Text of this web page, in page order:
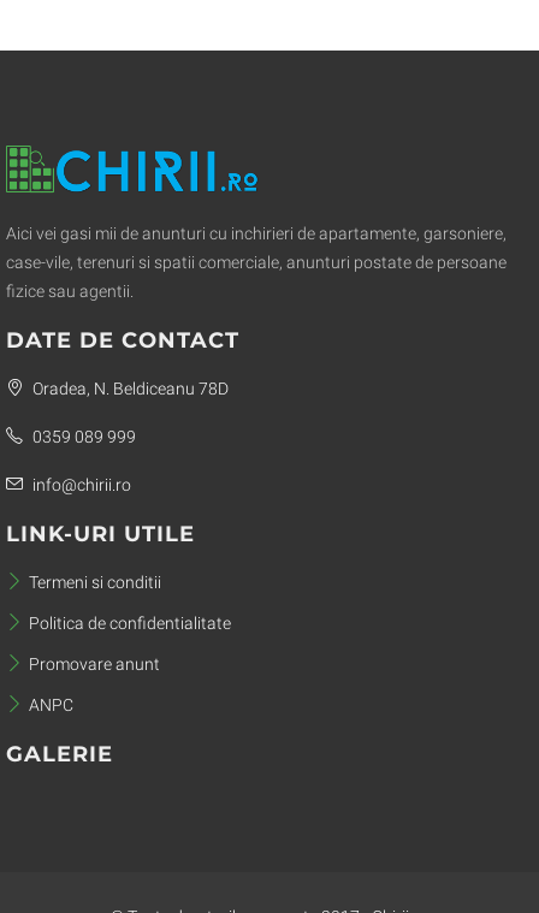
Aici vei gasi mii de anunturi cu inchirieri de apartamente, garsoniere,
case-vile, terenuri si spatii comerciale, anunturi postate de persoane
fizice sau agentii.
DATE DE CONTACT
Oradea, N. Beldiceanu 78D
0359 089 999
info@chirii.ro
LINK-URI UTILE
Termeni si conditii
Politica de confidentialitate
Promovare anunt
ANPC
GALERIE